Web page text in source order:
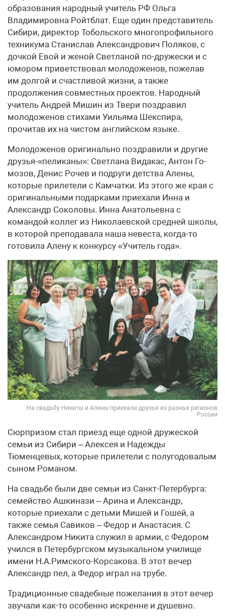
образования народный учитель РФ Ольга
Владимировна Ройтблат. Еще один представитель
Сибири, директор Тобольского многопрофильного
техникума Станислав Александрович Поляков, с
дочкой Евой и женой Светланой по-дружески и с
юмором приветствовал молодоженов, пожелав
им долгой и счастливой жизни, а также
продолжения совместных проектов. Народный
учитель Андрей Мишин из Твери поздравил
молодоженов стихами Уильяма Шекспира,
прочитав их на чистом английском языке.
Молодоженов оригинально поздравили и другие
друзья-«пе­ли­каны»: Светлана Видакас, Антон Го­
мо­зов, Денис Рочев и подруги детства Алены,
которые прилетели с Камчатки. Из этого же края с
оригинальными подарками приехали Инна и
Александр Соколовы. Инна Анатольевна с
командой коллег из Николаевской средней школы,
в которой преподавала наша невеста, когда-то
готовила Алену к конкурсу «Учитель года».
На свадьбу Никиты и Алены приехали друзья из разных регионов
России
Сюрпризом стал приезд еще одной дружеской
семьи из Сибири – Алексея и Надежды
Тюменцевых, которые прилетели с полугодовалым
сыном Романом.
На свадьбе были две семьи из Санкт-Петербурга:
семейство Ашкинази – Арина и Александр,
которые приехали с детьми Мишей и Гошей, а
также семья Савиков – Федор и Анастасия. С
Александром Никита служил в армии, с Федором
учился в Петербургском музыкальном училище
имени Н.А.Римского-Корсакова. В этот вечер
Александр пел, а Федор играл на трубе.
Традиционные свадебные пожелания в этот вечер
звучали как-то особенно искренне и душевно.